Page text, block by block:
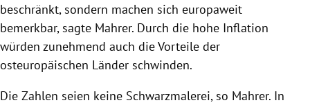
beschränkt, sondern machen sich europaweit
bemerkbar, sagte Mahrer. Durch die hohe Inflation
würden zunehmend auch die Vorteile der
osteuropäischen Länder schwinden.
Die Zahlen seien keine Schwarzmalerei, so Mahrer. In